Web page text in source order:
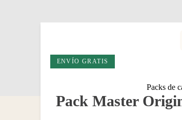
ENVÍO GRATIS
Packs de
Pack Master